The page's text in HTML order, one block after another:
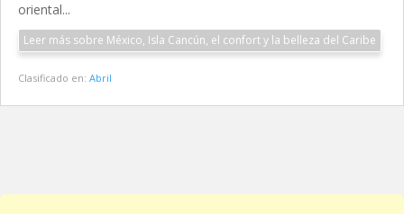
oriental...
Leer más sobre México, Isla Cancún, el confort y la belleza del Caribe
Clasificado en: Abril